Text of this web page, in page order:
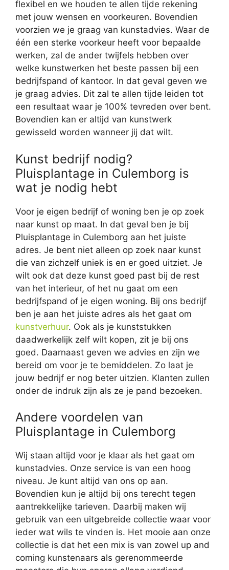
flexibel en we houden te allen tijde rekening
met jouw wensen en voorkeuren. Bovendien
voorzien we je graag van kunstadvies. Waar de
één een sterke voorkeur heeft voor bepaalde
werken, zal de ander twijfels hebben over
welke kunstwerken het beste passen bij een
bedrijfspand of kantoor. In dat geval geven we
je graag advies. Dit zal te allen tijde leiden tot
een resultaat waar je 100% tevreden over bent.
Bovendien kan er altijd van kunstwerk
gewisseld worden wanneer jij dat wilt.
Kunst bedrijf nodig?
Pluisplantage in Culemborg is
wat je nodig hebt
Voor je eigen bedrijf of woning ben je op zoek
naar kunst op maat. In dat geval ben je bij
Pluisplantage in Culemborg aan het juiste
adres. Je bent niet alleen op zoek naar kunst
die van zichzelf uniek is en er goed uitziet. Je
wilt ook dat deze kunst goed past bij de rest
van het interieur, of het nu gaat om een
bedrijfspand of je eigen woning. Bij ons bedrijf
ben je aan het juiste adres als het gaat om
kunstverhuur. Ook als je kunststukken
daadwerkelijk zelf wilt kopen, zit je bij ons
goed. Daarnaast geven we advies en zijn we
bereid om voor je te bemiddelen. Zo laat je
jouw bedrijf er nog beter uitzien. Klanten zullen
onder de indruk zijn als ze je pand bezoeken.
Andere voordelen van
Pluisplantage in Culemborg
Wij staan altijd voor je klaar als het gaat om
kunstadvies. Onze service is van een hoog
niveau. Je kunt altijd van ons op aan.
Bovendien kun je altijd bij ons terecht tegen
aantrekkelijke tarieven. Daarbij maken wij
gebruik van een uitgebreide collectie waar voor
ieder wat wils te vinden is. Het mooie aan onze
collectie is dat het een mix is van zowel up and
coming kunstenaars als gerenommeerde